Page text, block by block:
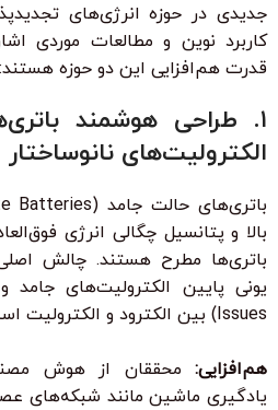
جدیدی در حوزه انرژی‌های
کاربرد نوین و مطالعات موردی
قدرت هم‌افزایی این دو حوزه هستند:
۱. طراحی هوشمند
الکترولیت‌های نانوساختار
بالا و پتانسیل چگالی انرژی
باتری‌ها مطرح هستند. چالش اصلی
Issues) بین الکترود و الکترولیت است.
هم‌افزایی: محققان از هوش